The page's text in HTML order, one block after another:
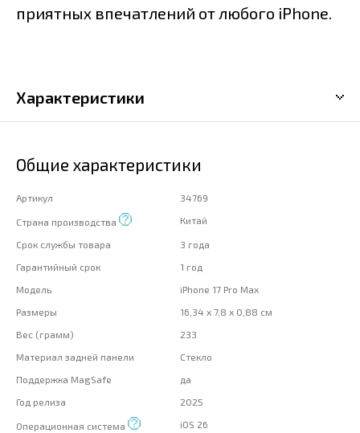
приятных впечатлений от любого iPhone.
Характеристики
Общие характеристики
Артикул 34769
Страна производства Китай
Срок службы товара
3 года
Гарантийный срок
1 год
Модель
iPhone 17 Pro Max
Размеры
16,34 x 7,8 x 0,88 см
Вес (грамм)
233
Материал задней панели
Стекло
Поддержка MagSafe
да
Год релиза
2025
Операционная система iOS 26